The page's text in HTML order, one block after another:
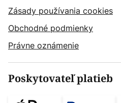
Zásady používania cookies
Obchodné podmienky
Právne oznámenie
Poskytovateľ platieb